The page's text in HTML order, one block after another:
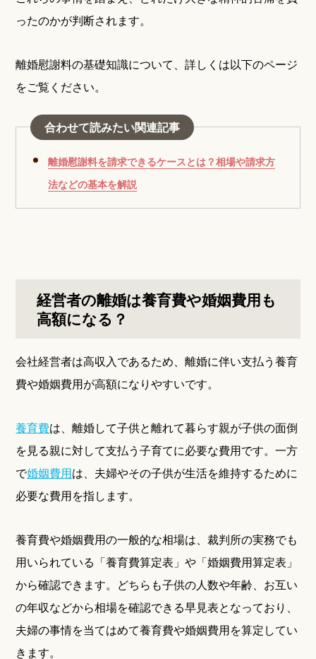
ったのかが判断されます。
離婚慰謝料の基礎知識について、詳しくは以下のページ
をご覧ください。
合わせて読みたい関連記事
離婚慰謝料を請求できるケースとは？相場や請求方
法などの基本を解説
経営者の離婚は養育費や婚姻費用も
高額になる？
会社経営者は高収入であるため、離婚に伴い支払う養育
費や婚姻費用が高額になりやすいです。
養育費は、離婚して子供と離れて暮らす親が子供の面倒
を見る親に対して支払う子育てに必要な費用です。一方
で婚姻費用は、夫婦やその子供が生活を維持するために
必要な費用を指します。
養育費や婚姻費用の一般的な相場は、裁判所の実務でも
用いられている「養育費算定表」や「婚姻費用算定表」
から確認できます。どちらも子供の人数や年齢、お互い
の年収などから相場を確認できる早見表となっており、
夫婦の事情を当てはめて養育費や婚姻費用を算定してい
きます。